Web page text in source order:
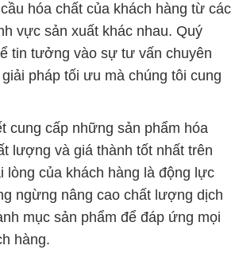
hóa chất của khách hàng từ các
vực sản xuất khác nhau. Quý
tin tưởng vào sự tư vấn chuyên
pháp tối ưu mà chúng tôi cung
cung cấp những sản phẩm hóa
lượng và giá thành tốt nhất trên
lòng của khách hàng là động lực
ngừng nâng cao chất lượng dịch
mục sản phẩm để đáp ứng mọi
hàng.